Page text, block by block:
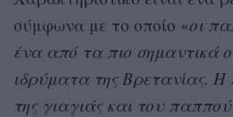
σύμφωνα με το οποίο «οι
ένα από τα πιο σημαντικά
ιδρύματα της Βρετανίας.
της γιαγιάς και του